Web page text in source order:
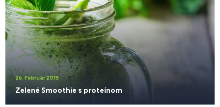
26. Február 2015
Zelené Smoothie s proteínom